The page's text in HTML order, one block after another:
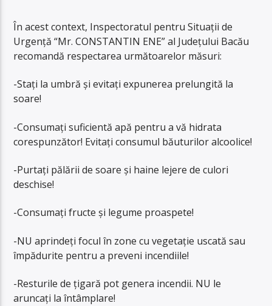
În acest context, Inspectoratul pentru Situații de
Urgență “Mr. CONSTANTIN ENE” al Județului Bacău
recomandă respectarea următoarelor măsuri:
-Stați la umbră și evitați expunerea prelungită la
soare!
-Consumați suficientă apă pentru a vă hidrata
corespunzător! Evitați consumul băuturilor alcoolice!
-Purtați pălării de soare și haine lejere de culori
deschise!
-Consumați fructe și legume proaspete!
-NU aprindeți focul în zone cu vegetație uscată sau
împădurite pentru a preveni incendiile!
-Resturile de țigară pot genera incendii. NU le
aruncați la întâmplare!